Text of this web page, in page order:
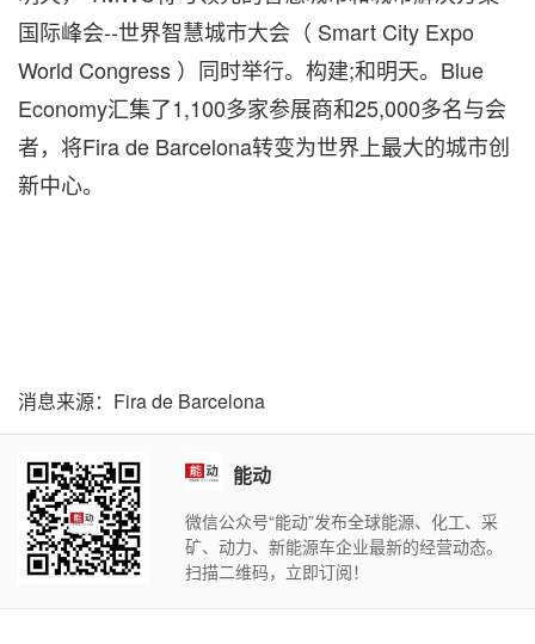
国际峰会--世界智慧城市大会（ Smart City Expo
World Congress ）同时举行。构建;和明天。Blue
Economy汇集了1,100多家参展商和25,000多名与会
者，将Fira de Barcelona转变为世界上最大的城市创
新中心。
消息来源：Fira de Barcelona
能动
微信公众号“能动”发布全球能源、化工、采
矿、动力、新能源车企业最新的经营动态。
扫描二维码，立即订阅！